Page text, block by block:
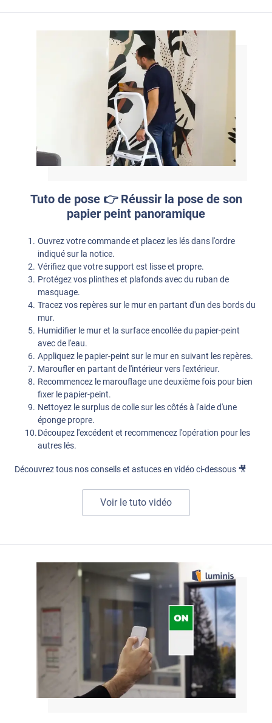
Tuto de pose 👉 Réussir la pose de son
papier peint panoramique
Ouvrez votre commande et placez les lés dans l'ordre
indiqué sur la notice.
Vérifiez que votre support est lisse et propre.
Protégez vos plinthes et plafonds avec du ruban de
masquage.
Tracez vos repères sur le mur en partant d'un des bords du
mur.
Humidifier le mur et la surface encollée du papier-peint
avec de l'eau.
Appliquez le papier-peint sur le mur en suivant les repères.
Maroufler en partant de l'intérieur vers l'extérieur.
Recommencez le marouflage une deuxième fois pour bien
fixer le papier-peint.
Nettoyez le surplus de colle sur les côtés à l'aide d'une
éponge propre.
Découpez l'excédent et recommencez l'opération pour les
autres lés.
Découvrez tous nos conseils et astuces en vidéo ci-dessous 🎥
Voir le tuto vidéo